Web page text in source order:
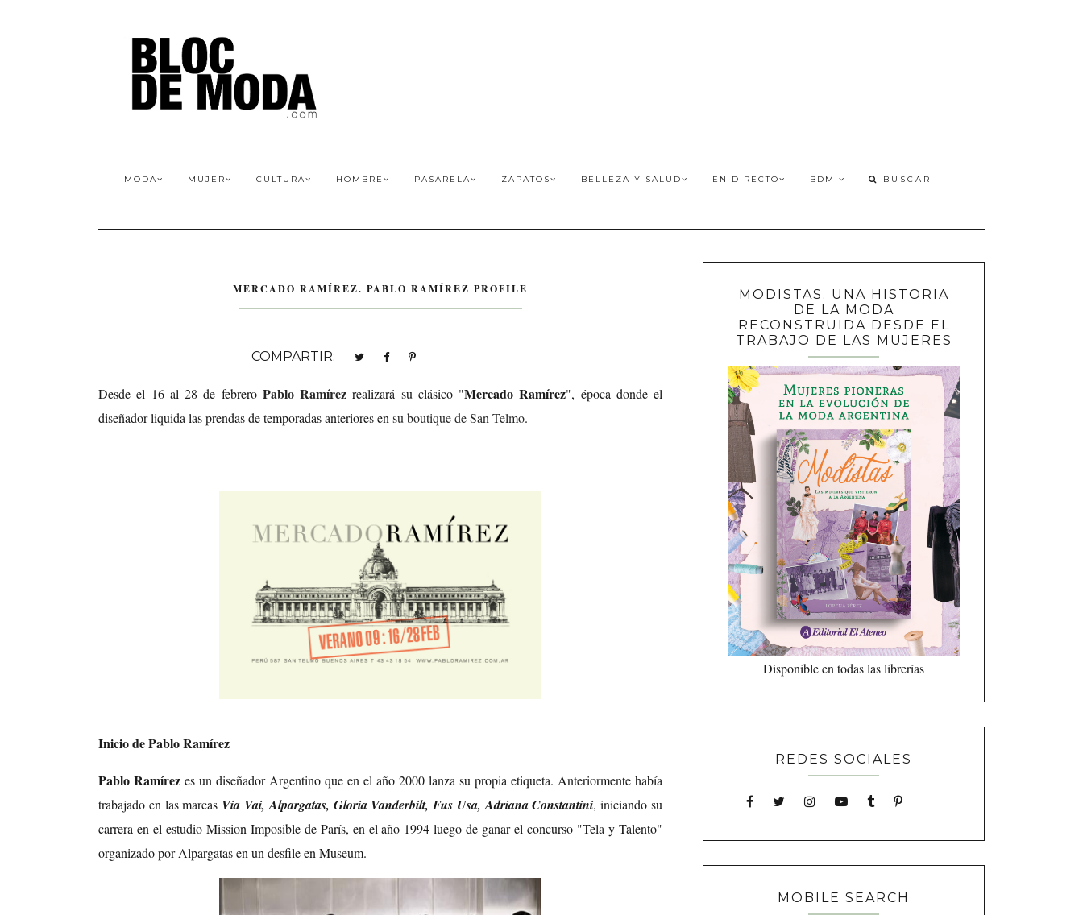
MODA MUJER CULTURA HOMBRE PASARELA ZAPATOS BELLEZA Y SALUD EN DIRECTO BDM
MERCADO RAMÍREZ. PABLO RAMÍREZ PROFILE
COMPARTIR:
Desde el 16 al 28 de febrero Pablo Ramírez realizará su clásico "Mercado Ramírez", época donde el
diseñador liquida las prendas de temporadas anteriores ensu boutique de San Telmo.
Inicio de Pablo Ramírez
Pablo Ramírez es un diseñador Argentino que en el año 2000 lanza su propia etiqueta. Anteriormente había
trabajado en las marcas Via Vai, Alpargatas, Gloria Vanderbilt, Fus Usa, Adriana Constantini, iniciando su
carrera en el estudio Mission Imposible de París, en el año 1994 luego de ganar el concurso "Tela y Talento"
organizado por Alpargatas en un desfile en Museum.
MODISTAS. UNA HISTORIA
DE LA MODA
RECONSTRUIDA DESDE EL
TRABAJO DE LAS MUJERES
Disponible en todas las librerías
REDES SOCIALES
MOBILE SEARCH